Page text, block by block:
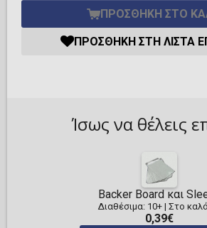
ΠΡΟΣΘΉΚΗ ΣΤΟ
ΠΡΟΣΘΉΚΗ ΣΤΗ ΛΊΣΤΑ
Ίσως να θέλεις
Backer Board και
Διαθέσιμα: 10+| Στο
0,39€